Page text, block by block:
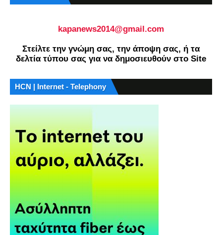
kapanews2014@gmail.com
Στείλτε την γνώμη σας, την άποψη σας, ή τα
δελτία τύπου σας για να δημοσιευθούν στο Site
HCN | Internet - Telephony